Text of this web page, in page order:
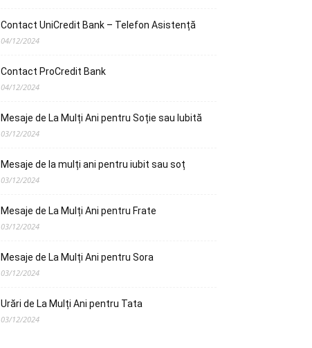
Contact UniCredit Bank – Telefon Asistență
04/12/2024
Contact ProCredit Bank
04/12/2024
Mesaje de La Mulți Ani pentru Soție sau Iubită
03/12/2024
Mesaje de la mulți ani pentru iubit sau soț
03/12/2024
Mesaje de La Mulți Ani pentru Frate
03/12/2024
Mesaje de La Mulți Ani pentru Sora
03/12/2024
Urări de La Mulți Ani pentru Tata
03/12/2024